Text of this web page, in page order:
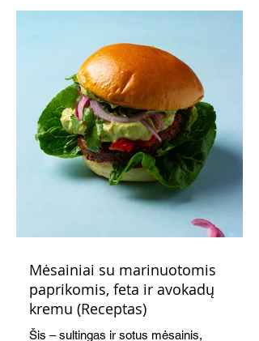
Mėsainiai su marinuotomis
paprikomis, feta ir avokadų
kremu (Receptas)
Šis – sultingas ir sotus mėsainis,